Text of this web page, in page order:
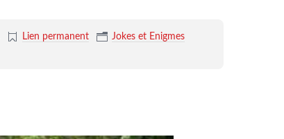
Lien permanent
Jokes et Enigmes